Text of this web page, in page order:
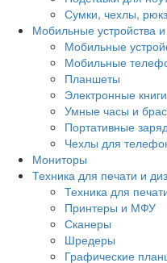
Сумки, чехлы,
Мобильные устройства
Мобильные
Мобильные
Планшеты
Электронные книги
Умные часы и
Портативные
Чехлы для
Мониторы
Техника для печати и
Техника для
Принтеры и МФУ
Сканеры
Шредеры
Графические